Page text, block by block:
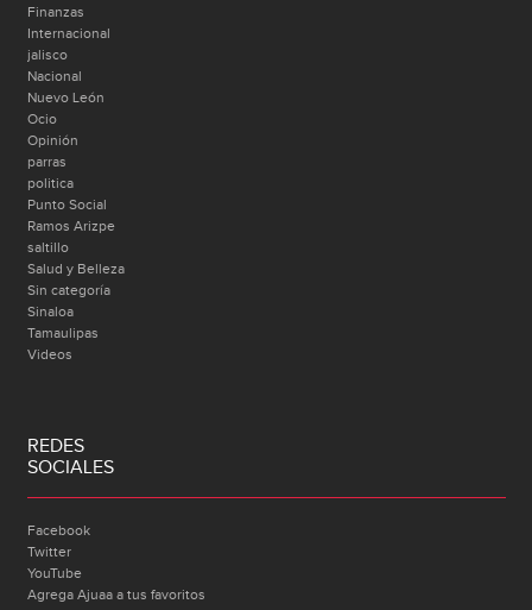
Finanzas
Internacional
jalisco
Nacional
Nuevo León
Ocio
Opinión
parras
politica
Punto Social
Ramos Arizpe
saltillo
Salud y Belleza
Sin categoría
Sinaloa
Tamaulipas
Videos
REDES
SOCIALES
Facebook
Twitter
YouTube
Agrega Ajuaa a tus favoritos